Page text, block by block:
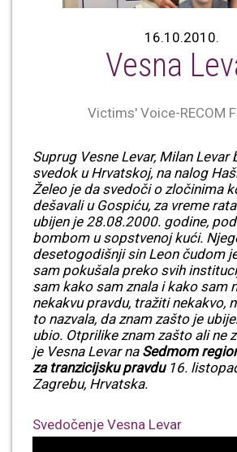
16.10.2010.
Vesna
Victims' Voice-RECOM
Suprug Vesne Levar, Milan Levar
svedok u Hrvatskoj, na nalog
Želeo je da svedoči o zločinima
dešavali u Gospiću, za vreme
ubijen je 28.08.2000. godine,
bombom u sopstvenoj kući.
desetogodišnji sin Leon čudom
sam pokušala preko svih
sam kako sam znala i kako sam
nekakvu pravdu, tražiti nekakvo,
to nazvala, da znam zašto je
ubio. Otprilike znam zašto ali ne
je Vesna Levar na Sedmom
za tranzicijsku pravdu16.
Zagrebu, Hrvatska.
Svedočenje Vesna Levar